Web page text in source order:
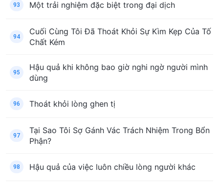
93 Một trải nghiệm đặc biệt trong đại dịch
94
Cuối Cùng Tôi Đã Thoát Khỏi Sự Kìm Kẹp Của Tố
Chất Kém
95
Hậu quả khi không bao giờ nghi ngờ người mình
dùng
96 Thoát khỏi lòng ghen tị
97
Tại Sao Tôi Sợ Gánh Vác Trách Nhiệm Trong Bổn
Phận?
98 Hậu quả của việc luôn chiều lòng người khác